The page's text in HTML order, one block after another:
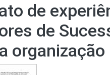
de
de